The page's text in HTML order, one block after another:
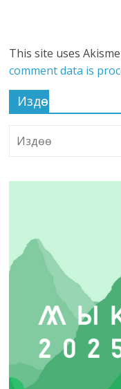
This site uses
comment data is
Издөө